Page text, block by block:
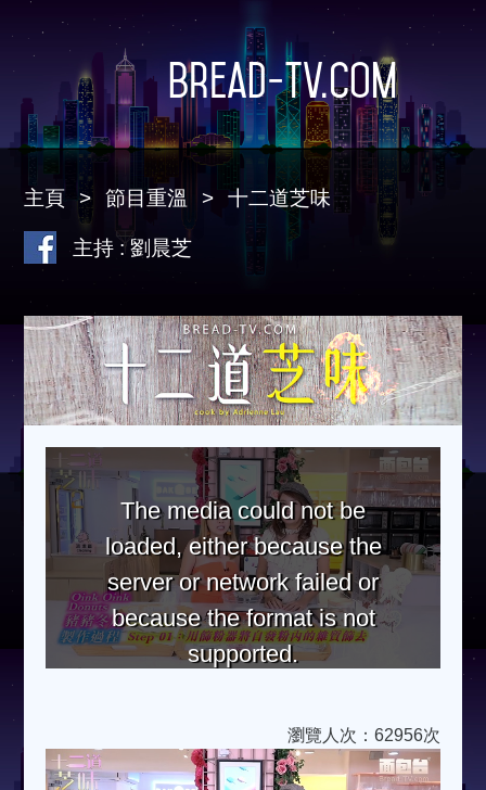
Bread-TV.com
主頁 節目重溫 十二道芝味
主持 : 劉晨芝
The media could not be
loaded, either because the
server or network failed or
because the format is not
supported.
瀏覽人次：62956次